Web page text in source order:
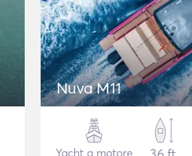
Nuva M11
Yacht a motore